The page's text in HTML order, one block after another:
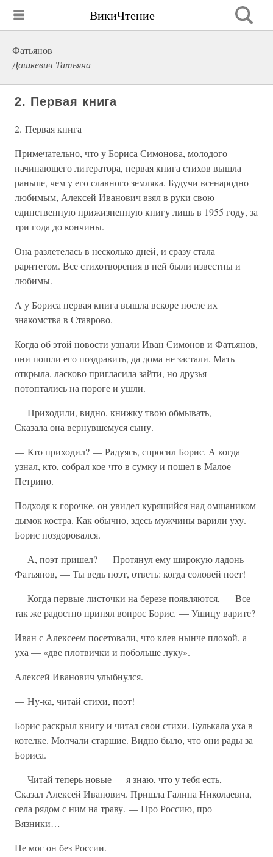
ВикиЧтение
Фатьянов
Дашкевич Татьяна
2. Первая книга
2. Первая книга
Примечательно, что у Бориса Симонова, молодого
начинающего литератора, первая книга стихов вышла
раньше, чем у его славного земляка. Будучи всенародно
любимым, Алексей Иванович взял в руки свою
единственную прижизненную книгу лишь в 1955 году, за
три года до кончины.
Она разлетелась в несколько дней, и сразу стала
раритетом. Все стихотворения в ней были известны и
любимы.
А у Бориса первая книга вышла вскоре после их
знакомства в Ставрово.
Когда об этой новости узнали Иван Симонов и Фатьянов,
они пошли его поздравить, да дома не застали. Мать
открыла, ласково пригласила зайти, но друзья
потоптались на пороге и ушли.
— Приходили, видно, книжку твою обмывать, —
Сказала она вернувшемуся сыну.
— Кто приходил? — Радуясь, спросил Борис. А когда
узнал, кто, собрал кое-что в сумку и пошел в Малое
Петрино.
Подходя к горочке, он увидел курящийся над омшаником
дымок костра. Как обычно, здесь мужчины варили уху.
Борис поздоровался.
— А, поэт пришел? — Протянул ему широкую ладонь
Фатьянов, — Ты ведь поэт, ответь: когда соловей поет!
— Когда первые листочки на березе появляются, — Все
так же радостно принял вопрос Борис. — Ушицу варите?
Иван с Алексеем посетовали, что клев нынче плохой, а
уха — «две плотвички и побольше луку».
Алексей Иванович улыбнулся.
— Ну-ка, читай стихи, поэт!
Борис раскрыл книгу и читал свои стихи. Булькала уха в
котелке. Молчали старшие. Видно было, что они рады за
Бориса.
— Читай теперь новые — я знаю, что у тебя есть, —
Сказал Алексей Иванович. Пришла Галина Николаевна,
села рядом с ним на траву. — Про Россию, про
Вязники…
Не мог он без России.